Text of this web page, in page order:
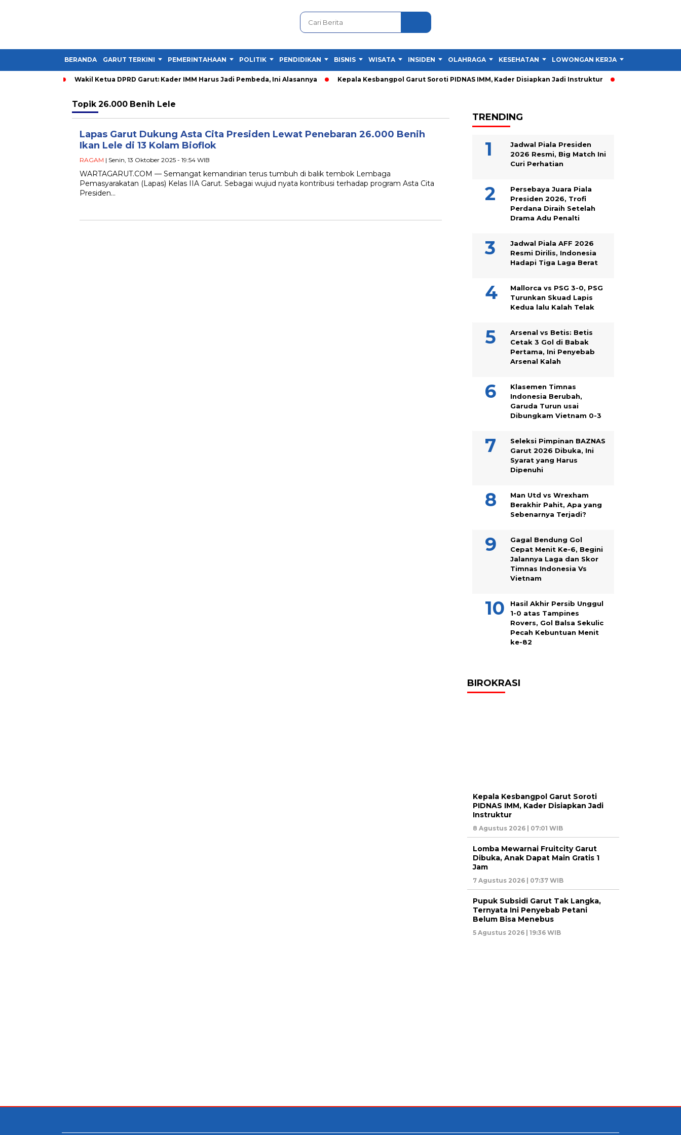
BERANDA GARUT TERKINI PEMERINTAHAAN POLITIK PENDIDIKAN BISNIS WISATA INSIDEN OLAHRAGA KESEHATAN LOWONGAN KERJA
Wakil Ketua DPRD Garut: Kader IMM Harus Jadi Pembeda, Ini Alasannya Kepala Kesbangpol Garut Soroti PIDNAS IMM, Kader Disiapkan Jadi Instruktur
Topik 26.000 Benih Lele
Lapas Garut Dukung Asta Cita Presiden Lewat Penebaran 26.000 Benih
Ikan Lele di 13 Kolam Bioflok
RAGAM | Senin, 13 Oktober 2025 - 19:54 WIB
WARTAGARUT.COM — Semangat kemandirian terus tumbuh di balik tembok Lembaga
Pemasyarakatan (Lapas) Kelas IIA Garut. Sebagai wujud nyata kontribusi terhadap program Asta Cita
Presiden…
TRENDING
Jadwal Piala Presiden
2026 Resmi, Big Match Ini
Curi Perhatian
Persebaya Juara Piala
Presiden 2026, Trofi
Perdana Diraih Setelah
Drama Adu Penalti
Jadwal Piala AFF 2026
Resmi Dirilis, Indonesia
Hadapi Tiga Laga Berat
Mallorca vs PSG 3-0, PSG
Turunkan Skuad Lapis
Kedua lalu Kalah Telak
Arsenal vs Betis: Betis
Cetak 3 Gol di Babak
Pertama, Ini Penyebab
Arsenal Kalah
Klasemen Timnas
Indonesia Berubah,
Garuda Turun usai
Dibungkam Vietnam 0-3
Seleksi Pimpinan BAZNAS
Garut 2026 Dibuka, Ini
Syarat yang Harus
Dipenuhi
Man Utd vs Wrexham
Berakhir Pahit, Apa yang
Sebenarnya Terjadi?
Gagal Bendung Gol
Cepat Menit Ke-6, Begini
Jalannya Laga dan Skor
Timnas Indonesia Vs
Vietnam
Hasil Akhir Persib Unggul
1-0 atas Tampines
Rovers, Gol Balsa Sekulic
Pecah Kebuntuan Menit
ke-82
BIROKRASI
Kepala Kesbangpol Garut Soroti
PIDNAS IMM, Kader Disiapkan Jadi
Instruktur
8 Agustus 2026 | 07:01 WIB
Lomba Mewarnai Fruitcity Garut
Dibuka, Anak Dapat Main Gratis 1
Jam
7 Agustus 2026 | 07:37 WIB
Pupuk Subsidi Garut Tak Langka,
Ternyata Ini Penyebab Petani
Belum Bisa Menebus
5 Agustus 2026 | 19:36 WIB